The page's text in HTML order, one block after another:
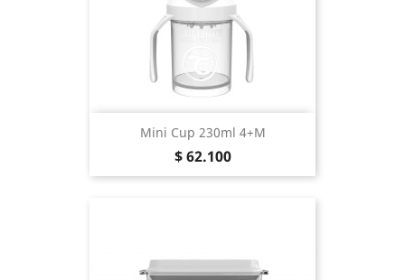
Mini Cup 230ml 4+m
Precio
$ 62.100